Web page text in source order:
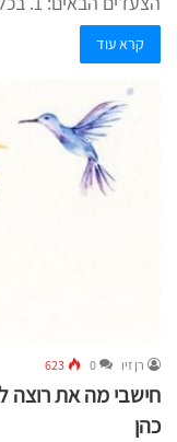
קרא עוד
רן זיו 0
623
חישבי מה את רוצה
כהן